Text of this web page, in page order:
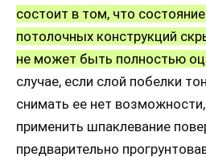
состоит в том, что
потолочных конструкций
не может быть полностью
случае, если слой побелки
снимать ее нет
применить шпаклевание
предварительно